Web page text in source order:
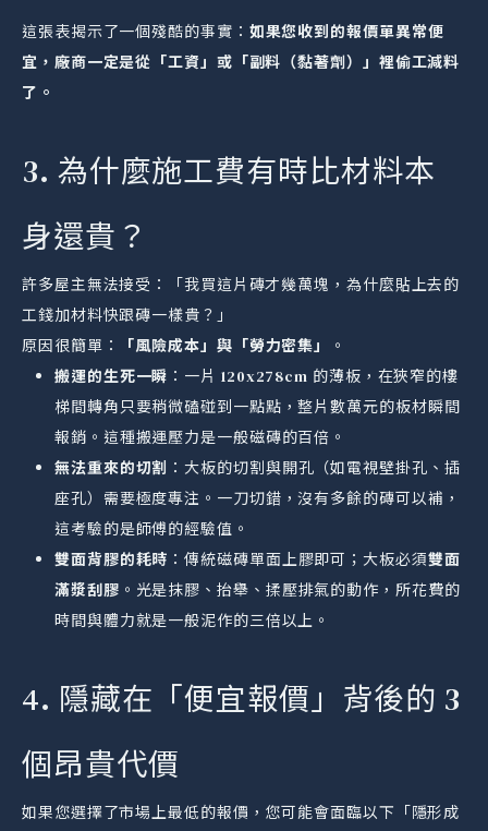
這張表揭示了一個殘酷的事實： 如果您收到的報價單異常便
宜，廠商一定是從「工資」或「副料（黏著劑）」裡偷工減料
了。
3. 為什麼施工費有時比材料本
身還貴？
許多屋主無法接受：「我買這片磚才幾萬塊，為什麼貼上去的
工錢加材料快跟磚一樣貴？」
原因很簡單：
「風險成本」與「勞力密集」
。
搬運的生死一瞬 ：一片 120x278cm 的薄板，在狹窄的樓
梯間轉角只要稍微磕碰到一點點，整片數萬元的板材瞬間
報銷。這種搬運壓力是一般磁磚的百倍。
無法重來的切割 ：大板的切割與開孔（如電視壁掛孔、插
座孔）需要極度專注。一刀切錯，沒有多餘的磚可以補，
這考驗的是師傅的經驗值。
雙面背膠的耗時 ：傳統磁磚單面上膠即可；大板必須雙面
滿漿刮膠 。光是抹膠、抬舉、揉壓排氣的動作，所花費的
時間與體力就是一般泥作的三倍以上。
4. 隱藏在「便宜報價」背後的 3
個昂貴代價
如果您選擇了市場上最低的報價，您可能會面臨以下「隱形成